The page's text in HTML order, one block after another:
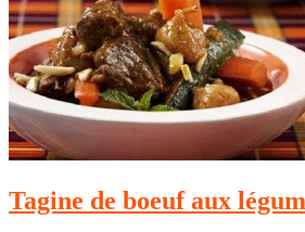
Tagine de boeuf aux